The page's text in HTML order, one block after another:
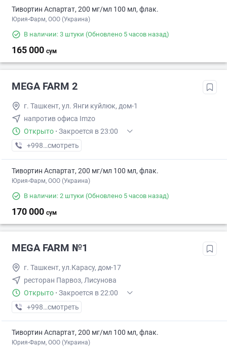
Тивортин Аспартат, 200 мг/мл 100 мл, флак.
Юрия-Фарм, ООО (Украина)
В наличии: 3 штуки (Обновлено 5 часов назад)
165 000 сум
MEGA FARM 2
г. Ташкент, ул. Янги куйлюк, дом-1
напротив офиса Imzo
Открыто · Закроется в 23:00
+998 (71) XXX-XX-XX
смотреть
Тивортин Аспартат, 200 мг/мл 100 мл, флак.
Юрия-Фарм, ООО (Украина)
В наличии: 2 штуки (Обновлено 5 часов назад)
170 000 сум
MEGA FARM №1
г. Ташкент, ул.Карасу, дом-17
ресторан Парвоз, Лисунова
Открыто · Закроется в 22:00
+998 (71) XXX-XX-XX
смотреть
Тивортин Аспартат, 200 мг/мл 100 мл, флак.
Юрия-Фарм, ООО (Украина)